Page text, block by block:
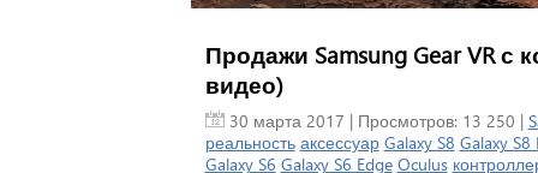
Продажи Samsung Gear VR
видео)
30 марта 2017 | Просмотров: 13 250 |
реальность аксессуар Galaxy S8 Galaxy S8
Galaxy S6 Galaxy S6 Edge Oculus